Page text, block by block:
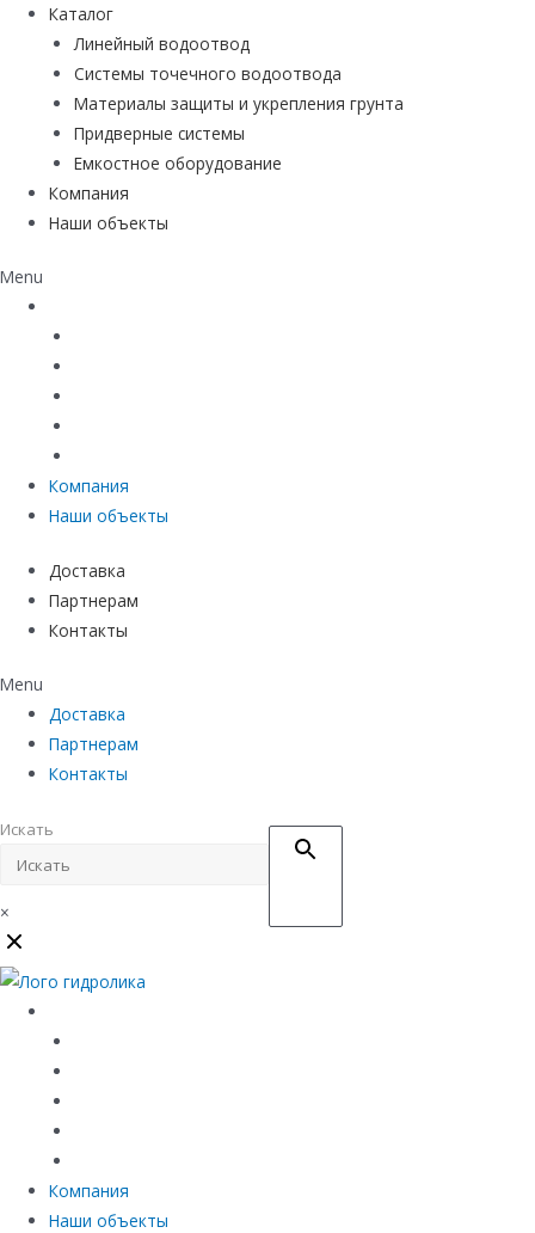
Каталог
Линейный водоотвод
Системы точечного водоотвода
Материалы защиты и укрепления грунта
Придверные системы
Емкостное оборудование
Компания
Наши объекты
Menu
Компания
Наши объекты
Доставка
Партнерам
Контакты
Menu
Доставка
Партнерам
Контакты
Искать
×
Компания
Наши объекты